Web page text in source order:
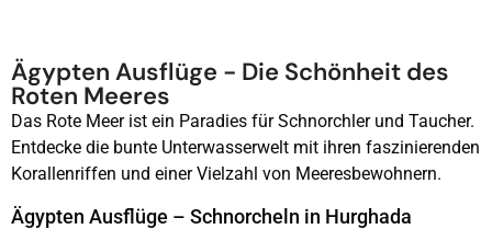
Ägypten Ausflüge - Die Schönheit des
Roten Meeres
Das Rote Meer ist ein Paradies für Schnorchler und Taucher.
Entdecke die bunte Unterwasserwelt mit ihren faszinierenden
Korallenriffen und einer Vielzahl von Meeresbewohnern.
Ägypten Ausflüge – Schnorcheln in Hurghada